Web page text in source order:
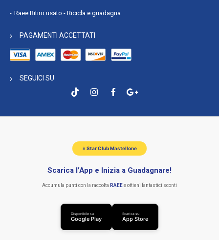
Raee Ritiro usato - Ricicla e guadagna
PAGAMENTI ACCETTATI
SEGUICI SU
⭐ Star Club Mastellone
Scarica l'App e Inizia a Guadagnare!
Accumula punti con la raccolta RAEEe ottieni fantastici sconti
Disponibile su
Google Play
Scarica su
App Store